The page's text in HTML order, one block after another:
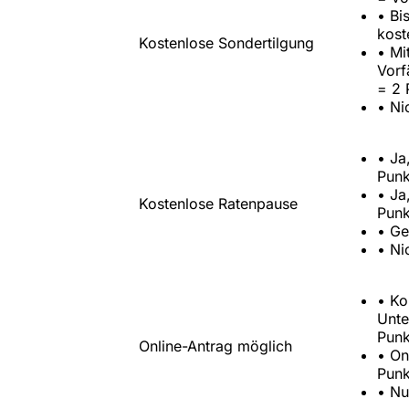
Kostenlose Sondertilgung
•
•
= 2
•
Kostenlose Ratenpause
•
•
•
•
Online-Antrag möglich
•
•
•